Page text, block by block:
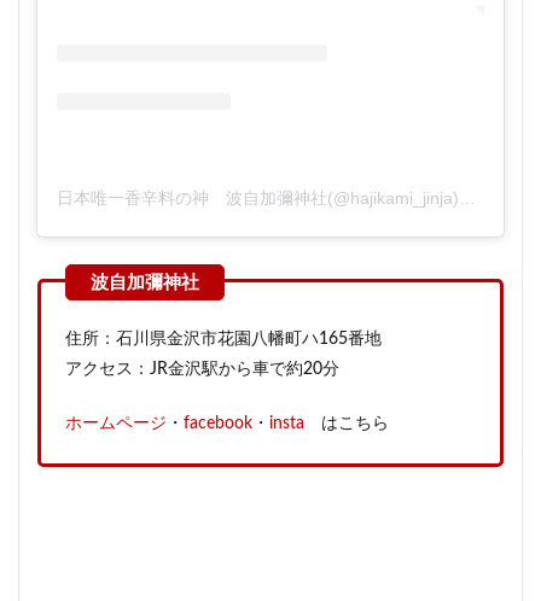
住所：石川県金沢市花園八幡町ハ165番地
アクセス：JR金沢駅から車で約20分
ホームページ ・ facebook ・ insta はこちら